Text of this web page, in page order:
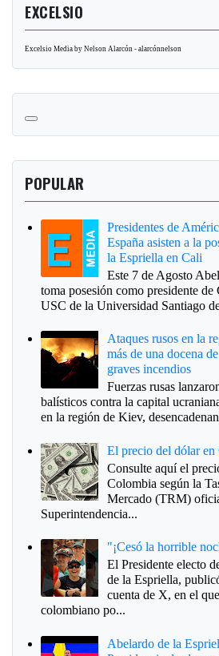
EXCELSIO
Excelsio Media by Nelson Alarcón - alarcónnelson
POPULAR
Presidentes de
España asisten a la
la Espriella en Cali
Este 7 de Agosto
toma posesión como presidente
USC de la Universidad Santiago
Ataques rusos en la
más de una docena
graves incendios
Fuerzas rusas
balísticos contra la capital
en la región de Kiev,
El precio del dólar
Consulte aquí el
Colombia según la
Mercado (TRM)
Superintendencia...
"¡Cesó la horrible
El Presidente electo
de la Espriella,
cuenta de X, en el
colombiano po...
Abelardo de la